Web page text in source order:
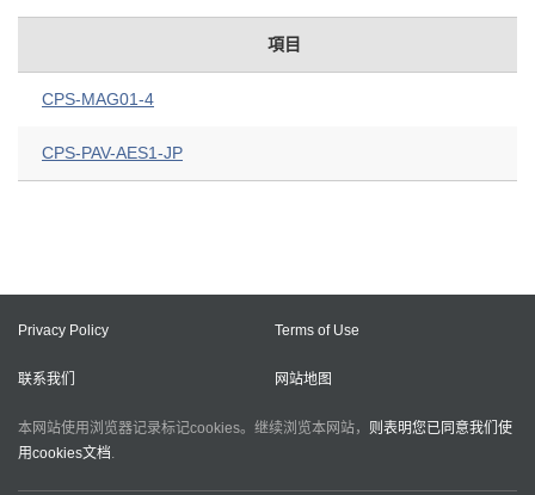
項目
CPS-MAG01-4
CPS-PAV-AES1-JP
Privacy Policy Terms of Use
联系我们 网站地图
本网站使用浏览器记录标记cookies。继续浏览本网站， 则表明您已同意我们使
用cookies文档.